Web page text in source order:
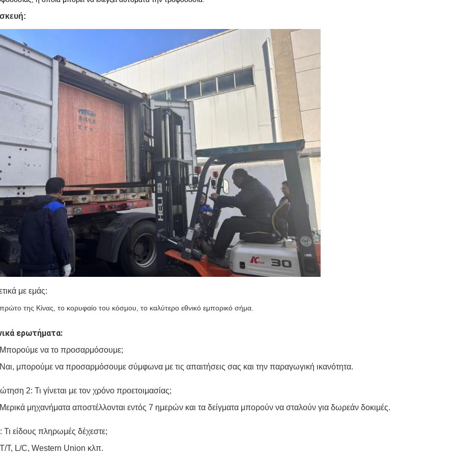
με εμάς:
της Κίνας, το κορυφαίο του κόσμου, το καλύτερο εθνικό εμπορικό σήμα.
ερωτήματα:
να το προσαρμόσουμε;
μπορούμε να προσαρμόσουμε σύμφωνα με τις απαιτήσεις σας και την παραγωγική ικανότητα.
2: Τι γίνεται με τον χρόνο προετοιμασίας;
μηχανήματα αποστέλλονται εντός 7 ημερών και τα δείγματα μπορούν να σταλούν για δωρεάν δοκιμές.
Τι είδους πληρωμές δέχεστε;
T, L/C, Western Union κλπ.